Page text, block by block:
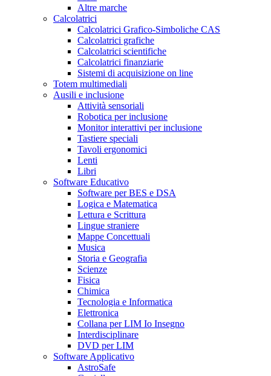
Altre marche
Calcolatrici
Calcolatrici Grafico-Simboliche CAS
Calcolatrici grafiche
Calcolatrici scientifiche
Calcolatrici finanziarie
Sistemi di acquisizione on line
Totem multimediali
Ausili e inclusione
Attività sensoriali
Robotica per inclusione
Monitor interattivi per inclusione
Tastiere speciali
Tavoli ergonomici
Lenti
Libri
Software Educativo
Software per BES e DSA
Logica e Matematica
Lettura e Scrittura
Lingue straniere
Mappe Concettuali
Musica
Storia e Geografia
Scienze
Fisica
Chimica
Tecnologia e Informatica
Elettronica
Collana per LIM Io Insegno
Interdisciplinare
DVD per LIM
Software Applicativo
AstroSafe